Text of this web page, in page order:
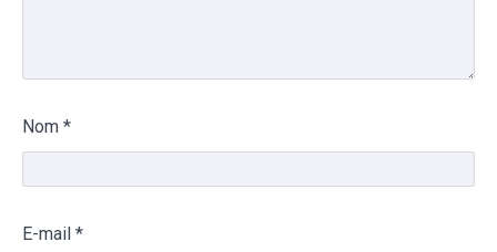
Nom *
E-mail *